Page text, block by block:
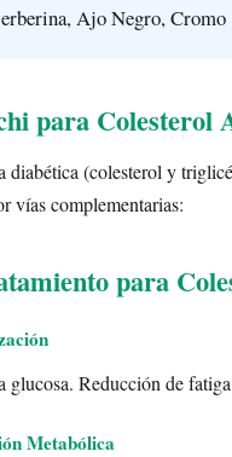
Ajo Negro, Cromo
para Colesterol
(colesterol y
vías complementarias:
para
Reducción de
Metabólica